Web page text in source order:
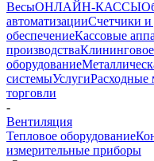
ВесыОНЛАЙН-КАССЫ
автоматизацииСчетчики и
обеспечениеКассовые
производства
оборудование
системыУслугиРасходные
торговли
-
Вентиляция
Тепловое оборудование
измерительные приборы